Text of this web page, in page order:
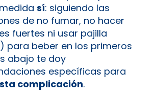
sí: siguiendo las
de no fumar, no hacer
fuertes ni usar pajilla
) para beber en los primeros
abajo te doy
específicas para
complicación.